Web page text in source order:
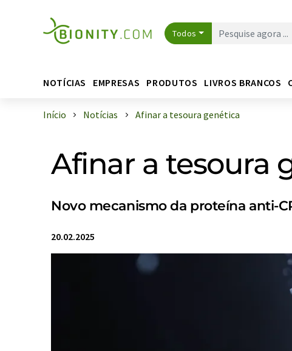
Todos
NOTÍCIAS EMPRESAS PRODUTOS LIVROS BRANCOS
Início Notícias Afinar a tesoura genética
Afinar a tesoura
Novo mecanismo da proteína anti-
20.02.2025